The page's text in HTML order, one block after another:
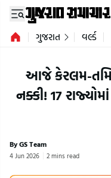
ગુજરાત વર્લ્ડ
આજે કેરલમ-
નક્કી! 17
By GS Team
4 Jun 2026 2 mins read